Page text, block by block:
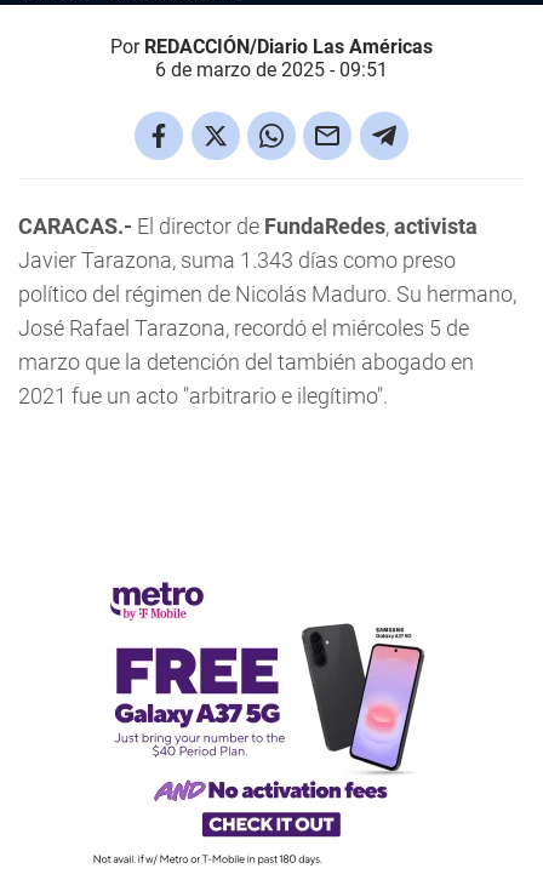
Por REDACCIÓN/Diario Las Américas
6 de marzo de 2025 - 09:51
CARACAS.- El director de FundaRedes,activista
Javier Tarazona, suma 1.343 días como preso
político del régimen de Nicolás Maduro. Su hermano,
José Rafael Tarazona, recordó el miércoles 5 de
marzo que la detención del también abogado en
2021 fue un acto "arbitrario e ilegítimo".